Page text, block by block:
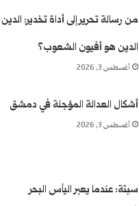
من رسالة تحرير إلى أداة تخدير:
الدين هو أفيون الشعوب؟
أغسطس 3, 2026
أشكال العدالة المؤجلة في دمشق
أغسطس 3, 2026
سبتة: عندما يعبر اليأس البحر